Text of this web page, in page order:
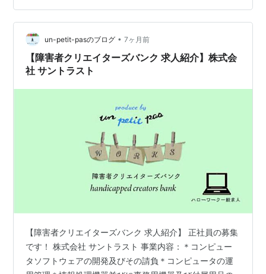
けられる怒声。 客先常駐という、どこか「他人の家」で
働いているような孤独感。 エンジニアを目指してIT業界
に飛び込んだはずなのに、現実は「謝罪」と「単純作
業」の繰り返し。 スキルが身についている実感もなく、
ただ時間だけ…
un-petit-pasのブログ • 7ヶ月前
【障害者クリエイターズバンク 求人紹介】株式会
社 サントラスト
【障害者クリエイターズバンク 求人紹介】 正社員の募集
です！ 株式会社 サントラスト 事業内容：＊コンピュー
タソフトウェアの開発及びその請負＊コンピュータの運